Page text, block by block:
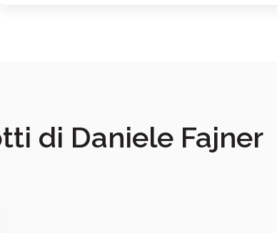
di Daniele Fajner